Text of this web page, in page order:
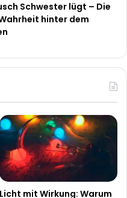
Schwester lügt – Die
hinter dem
Licht mit Wirkung: Warum